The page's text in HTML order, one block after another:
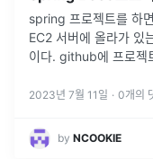
spring 프로젝트를 하
EC2 서버에 올라가 있
이다. github에 프로젝
2023년 7월 11일 · 0개의
by NCOOKIE